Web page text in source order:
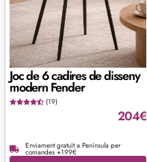
Joc de 6 cadires de disseny
modern Fender
(19)
204€
Enviament gratuït a Península per
comandes +199€